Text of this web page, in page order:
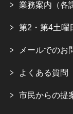
業務案内（各
第2・第4土曜
メールでのお
よくある質問
市民からの提